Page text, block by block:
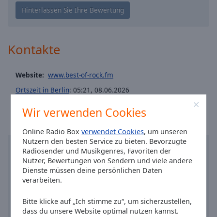
Wir verwenden Cookies
Online Radio Boxverwendet Cookies, um unseren
Nutzern den besten Service zu bieten. Bevorzugte
Radiosender und Musikgenres, Favoriten der
Nutzer, Bewertungen von Sendern und viele andere
Dienste müssen deine persönlichen Daten
verarbeiten.
Bitte klicke auf „Ich stimme zu“, um sicherzustellen,
dass du unsere Website optimal nutzen kannst.
Font
Kontakte
Website: www.best-of-rock.fm
Ortszeit in Berlin: 05:21 , 08.06.2026